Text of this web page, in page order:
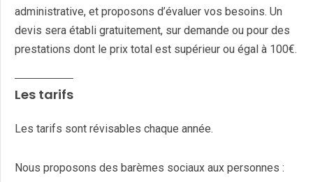
administrative, et proposons d’évaluer vos besoins. Un
devis sera établi gratuitement, sur demande ou pour des
prestations dont le prix total est supérieur ou égal à 100€.
Les tarifs
Les tarifs sont révisables chaque année.
Nous proposons des barèmes sociaux aux personnes :